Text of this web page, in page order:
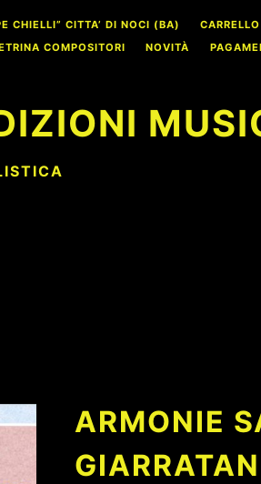
CHIELLI” CITTA’ DI NOCI (BA)
CARRELLO
COMPOSITORI NOVITÀ
ARMONIE